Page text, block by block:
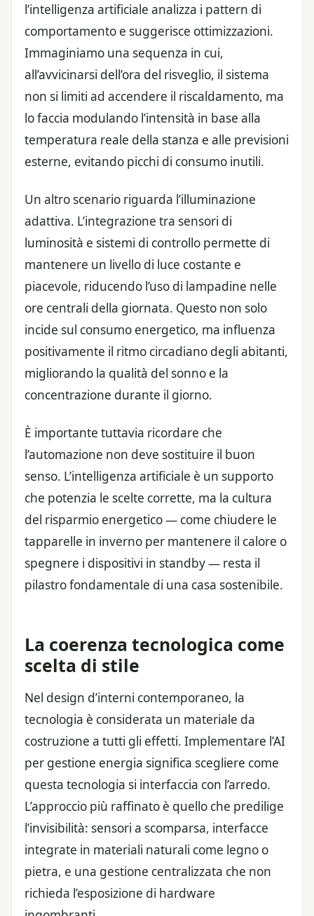
l’intelligenza artificiale analizza i pattern di
comportamento e suggerisce ottimizzazioni.
Immaginiamo una sequenza in cui,
all’avvicinarsi dell’ora del risveglio, il sistema
non si limiti ad accendere il riscaldamento, ma
lo faccia modulando l’intensità in base alla
temperatura reale della stanza e alle previsioni
esterne, evitando picchi di consumo inutili.
Un altro scenario riguarda l’illuminazione
adattiva. L’integrazione tra sensori di
luminosità e sistemi di controllo permette di
mantenere un livello di luce costante e
piacevole, riducendo l’uso di lampadine nelle
ore centrali della giornata. Questo non solo
incide sul consumo energetico, ma influenza
positivamente il ritmo circadiano degli abitanti,
migliorando la qualità del sonno e la
concentrazione durante il giorno.
È importante tuttavia ricordare che
l’automazione non deve sostituire il buon
senso. L’intelligenza artificiale è un supporto
che potenzia le scelte corrette, ma la cultura
del risparmio energetico — come chiudere le
tapparelle in inverno per mantenere il calore o
spegnere i dispositivi in standby — resta il
pilastro fondamentale di una casa sostenibile.
La coerenza tecnologica come
scelta di stile
Nel design d’interni contemporaneo, la
tecnologia è considerata un materiale da
costruzione a tutti gli effetti. Implementare l’AI
per gestione energia significa scegliere come
questa tecnologia si interfaccia con l’arredo.
L’approccio più raffinato è quello che predilige
l’invisibilità: sensori a scomparsa, interfacce
integrate in materiali naturali come legno o
pietra, e una gestione centralizzata che non
richieda l’esposizione di hardware